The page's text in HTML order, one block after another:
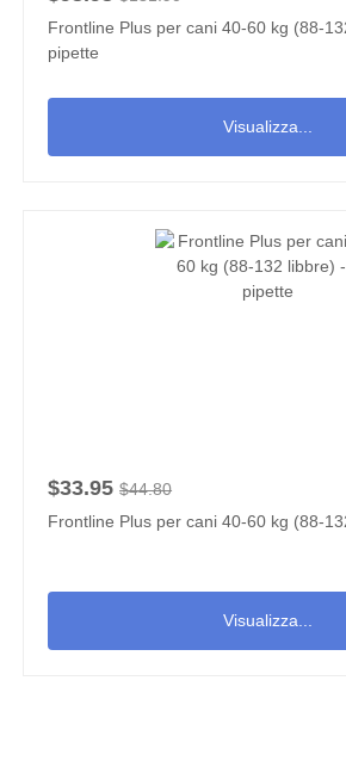
Frontline Plus per cani 40-60 kg (88-
pipette
Visualizza...
$33.95 $44.80
Frontline Plus per cani 40-60 kg (88-
Visualizza...